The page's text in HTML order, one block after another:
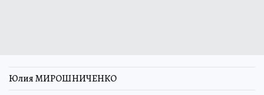
Юлия МИРОШНИЧЕНКО